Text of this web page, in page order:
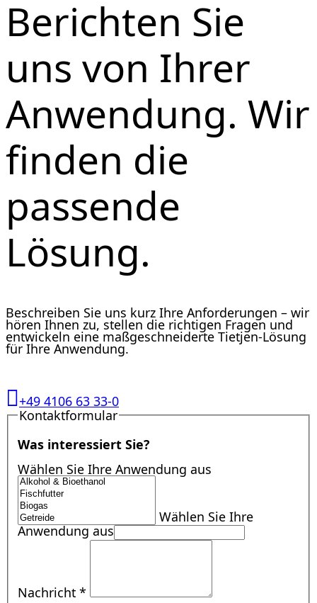
Berichten Sie
uns von Ihrer
Anwendung. Wir
finden die
passende
Lösung.
Beschreiben Sie uns kurz Ihre Anforderungen – wir
hören Ihnen zu, stellen die richtigen Fragen und
entwickeln eine maßgeschneiderte Tietjen-Lösung
für Ihre Anwendung.
+49 4106 63 33-0
Kontaktformular
Was interessiert Sie?
Wählen Sie Ihre Anwendung aus
Wählen Sie Ihre
Anwendung aus
Nachricht*